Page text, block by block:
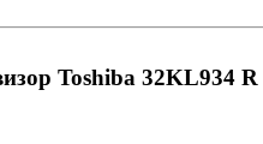
Toshiba 32KL934 R